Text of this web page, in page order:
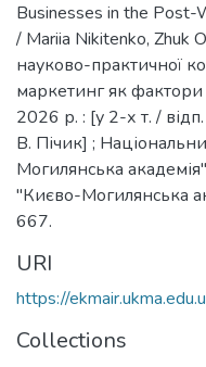
Businesses in the Post-
/ Mariia Nikitenko, Zhuk
науково-практичної
маркетинг як фактори
2026 р. : [у 2-х т. /
В. Пічик] ;
Могилянська
"Києво-Могилянська
667.
URI
https://
Collections